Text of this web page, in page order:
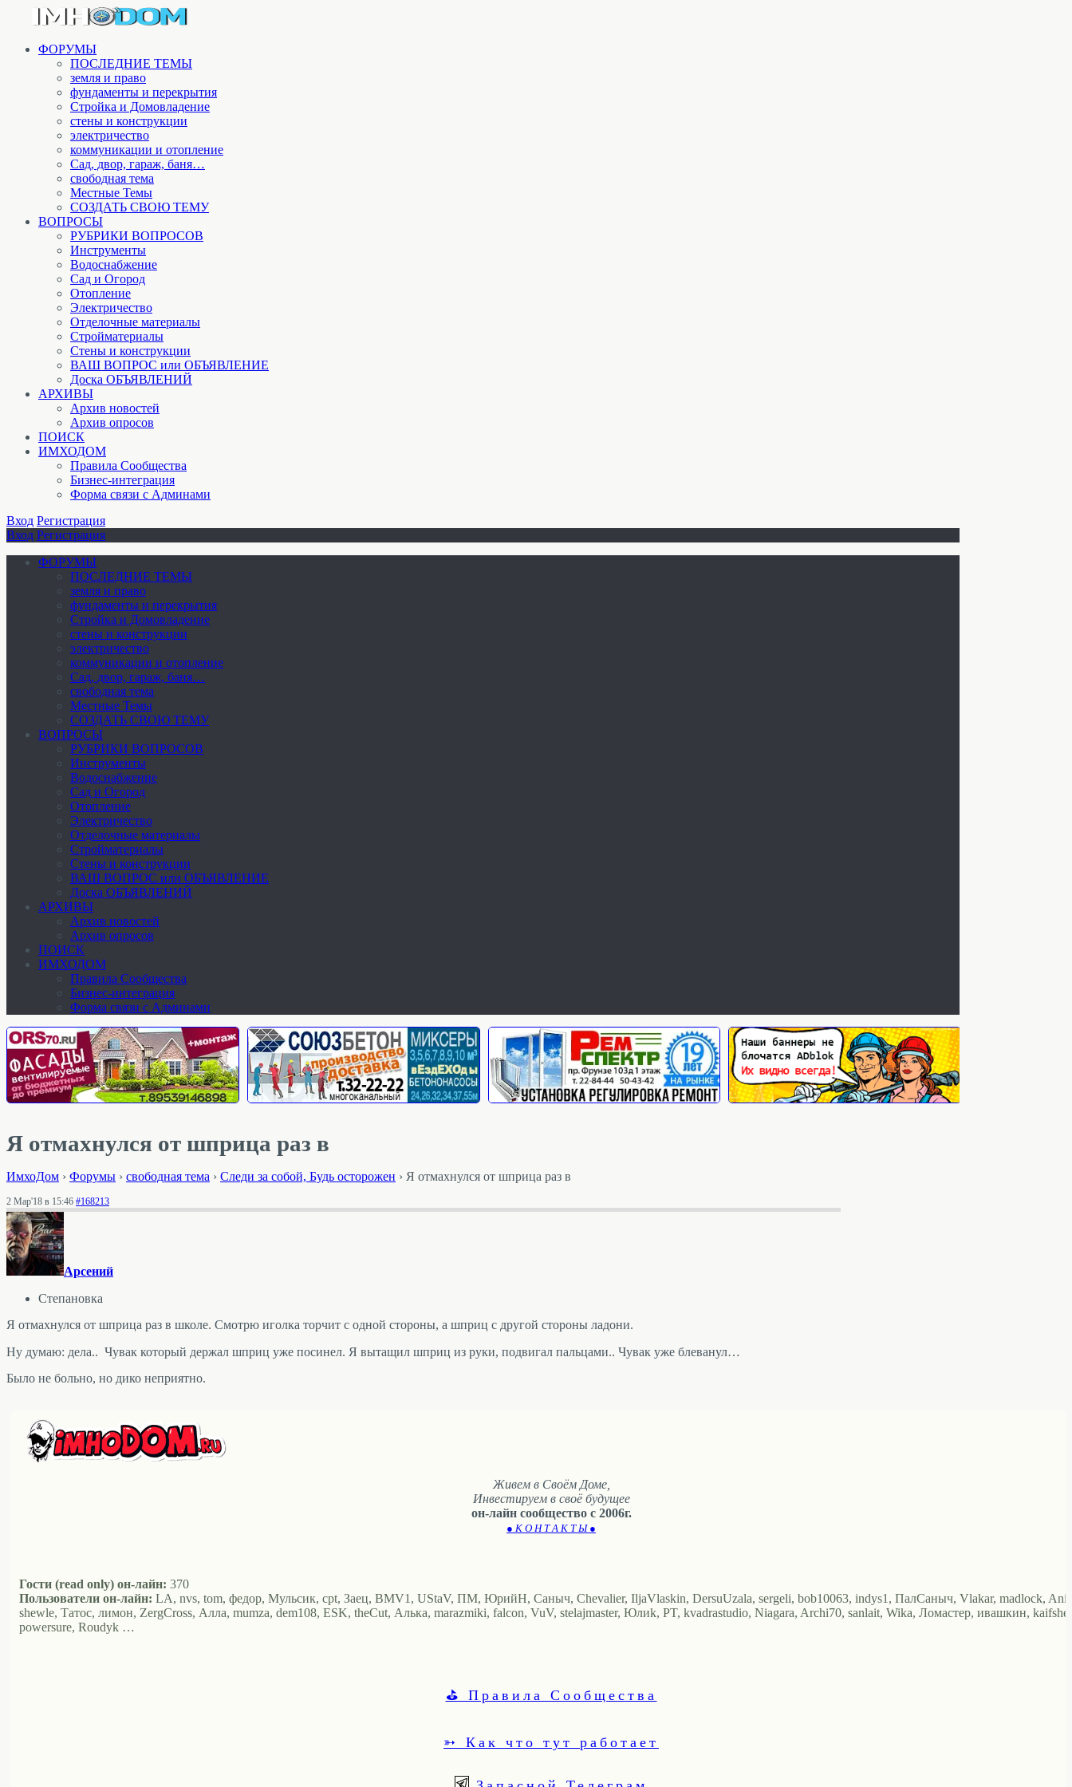
ФОРУМЫ
ПОСЛЕДНИЕ ТЕМЫ
земля и право
фундаменты и перекрытия
Стройка и Домовладение
стены и конструкции
электричество
коммуникации и отопление
Cад, двор, гараж, баня…
свободная тема
Местные Темы
СОЗДАТЬ СВОЮ ТЕМУ
ВОПРОСЫ
РУБРИКИ ВОПРОСОВ
Инструменты
Водоснабжение
Сад и Огород
Отопление
Электричество
Отделочные материалы
Стройматериалы
Стены и конструкции
ВАШ ВОПРОС или ОБЪЯВЛЕНИЕ
Доска ОБЪЯВЛЕНИЙ
АРХИВЫ
Архив новостей
Архив опросов
ПОИСК
ИМХОДОМ
Правила Сообщества
Бизнес-интеграция
Форма связи с Админами
Вход Регистрация
Вход Регистрация
ФОРУМЫ
ПОСЛЕДНИЕ ТЕМЫ
земля и право
фундаменты и перекрытия
Стройка и Домовладение
стены и конструкции
электричество
коммуникации и отопление
Cад, двор, гараж, баня…
свободная тема
Местные Темы
СОЗДАТЬ СВОЮ ТЕМУ
ВОПРОСЫ
РУБРИКИ ВОПРОСОВ
Инструменты
Водоснабжение
Сад и Огород
Отопление
Электричество
Отделочные материалы
Стройматериалы
Стены и конструкции
ВАШ ВОПРОС или ОБЪЯВЛЕНИЕ
Доска ОБЪЯВЛЕНИЙ
АРХИВЫ
Архив новостей
Архив опросов
ПОИСК
ИМХОДОМ
Правила Сообщества
Бизнес-интеграция
Форма связи с Админами
Я отмахнулся от шприца раз в
ИмхоДом › Форумы › свободная тема › Следи за собой, Будь осторожен › Я отмахнулся от шприца раз в
2 Мар'18 в 15:46 #168213
Арсений
Степановка
Я отмахнулся от шприца раз в школе. Смотрю иголка торчит с одной стороны, а шприц с другой стороны ладони.
Ну думаю: дела.. Чувак который держал шприц уже посинел. Я вытащил шприц из руки, подвигал пальцами.. Чувак уже блеванул…
Было не больно, но дико неприятно.
Живем в Своём Доме,
Инвестируем в своё будущее
он-лайн сообщество с 2006г.
● К О Н Т А К Т Ы ●
Гости (read only) он-лайн: 370
Пользователи он-лайн: LA, nvs, tom, федор, Мульсик, cpt, Заец, BMV1, UStaV, ПМ, ЮрийН, Саныч, Chevalier, IljaVlaskin, DersuUzala, sergeli, bob10063, indys1, ПалСаныч, Vlakar, madlock,
shewle, Татос, лимон, ZergCross, Алла, mumza, dem108, ESK, theCut, Алька, marazmiki, falcon, VuV, stelajmaster, Юлиk, PT, kvadrastudio, Niagara, Archi70, sanlait, Wika, Ломастер, ивашкин,
powersure, Roudyk …
⛳ Правила Сообщества
➳ Как что тут работает